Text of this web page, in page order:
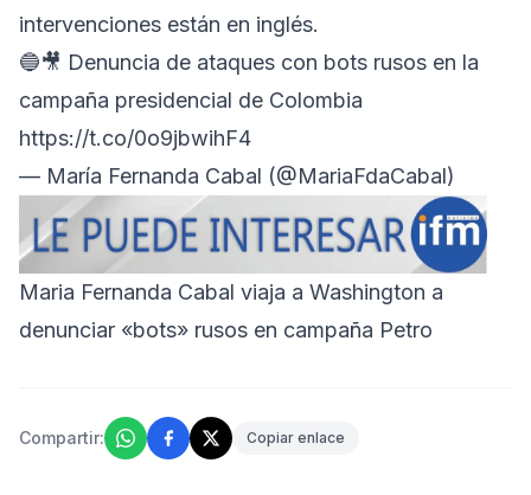
intervenciones están en inglés.
🔵🎥 Denuncia de ataques con bots rusos en la
campaña presidencial de Colombia
https://t.co/0o9jbwihF4
— María Fernanda Cabal (@MariaFdaCabal)
Maria Fernanda Cabal viaja a Washington a
denunciar «bots» rusos en campaña Petro
Compartir: Copiar enlace